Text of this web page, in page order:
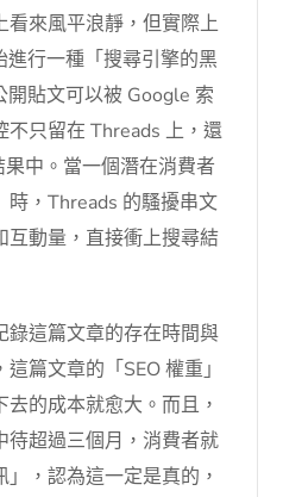
看來風平浪靜，但實際上
行一種「搜尋引擎的黑
貼文可以被 Google 索
不只留在 Threads 上，還
中。當一個潛在消費者
時，Threads 的騷擾串文
互動量，直接衝上搜尋結
錄這篇文章的存在時間與
篇文章的「SEO 權重」
的成本就愈大。而且，
待超過三個月，消費者就
，認為這一定是真的，